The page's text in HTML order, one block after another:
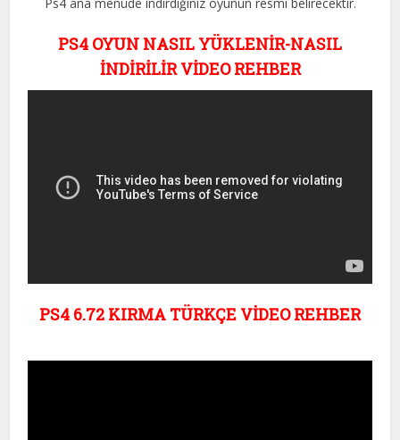
Ps4 ana menüde indirdiğiniz oyunun resmi belirecektir.
PS4 OYUN NASIL YÜKLENİR-NASIL
İNDİRİLİR VİDEO REHBER
PS4 6.72 KIRMA TÜRKÇE VİDEO REHBER